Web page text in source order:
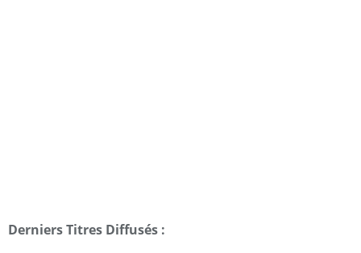
Derniers Titres Diffusés :